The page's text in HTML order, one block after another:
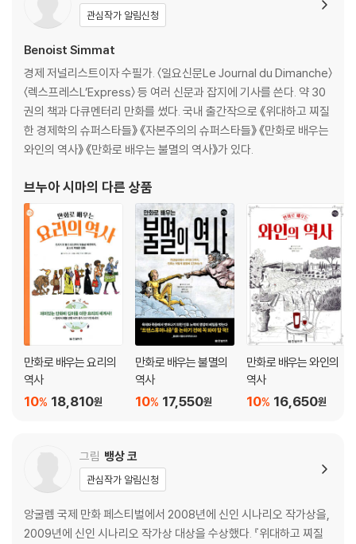
빌프레도 파레토 / 유유자적한 통계학의 아버지
알프레드 마셜 / 응용수학의 십자군
혁명가들_ 20세기 파괴자들의 시대
소스타인 베블런 / 블링블링한 신경병 이론가
니콜라이 콘드라티예프 / 경제 주기의 불사조
조지프 슘페터 / 기업가 정신의 카이저
어빙 피셔 / 화폐의 닥터 스트레인지러브
존 폰 노이만 / 게임의 매트릭스
윌리엄 베버리지 / 복지의 마술사
프리드리히 하이에크 / 신자유주의의 다스베이더
존 K. 갤브레이스 / 관리자 엑소시스트
밀턴 프리드먼 / 신자유주의자들의 예수
폴 새뮤얼슨 / 케인스주의와 자유주의를 혼합한 마술사
현대의 경제학자들_ 21세기 위기 만세!
아서 래퍼 / 세금 정책 곡선
제임스 토빈 / 금융이라는 지하철의 검표원
게리 스탠리 베커 / 인적 자본의 마피아
로버트 루카스 / 새고전학파의 칼리프
조지프 스티글리츠 / 세계은행의 멜랑숑
아마르티아 센 / 제3세계주의의 착한 사마리아인
폴 크루그먼 / 신케인스학파의 믹 재거
미셸 아글리에타 / 화폐 시계의 장인
대니얼 카너먼 / 주식 중개인들의 코치
관심작가 알림신청
Benoist Simmat
경제 저널리스트이자 수필가. 〈일요신문Le Journal du Dimanche〉
〈렉스프레스L’Express〉 등 여러 신문과 잡지에 기사를 쓴다. 약 30
권의 책과 다큐멘터리 만화를 썼다. 국내 출간작으로 《위대하고 찌질
한 경제학의 슈퍼스타들》 《자본주의의 슈퍼스타들》 《만화로 배우는
와인의 역사》 《만화로 배우는 불멸의 역사》가 있다.
브누아 시마의 다른 상품
만화로 배우는 요리의
역사
18,810원
10%
만화로 배우는 불멸의
역사
17,550원
10%
만화로 배우는 와인의
역사
16,650원
10%
그림 뱅상 코
관심작가 알림신청
앙굴렘 국제 만화 페스티벌에서 2008년에 신인 시나리오 작가상을,
2009년에 신인 시나리오 작가상 대상을 수상했다. 『위대하고 찌질